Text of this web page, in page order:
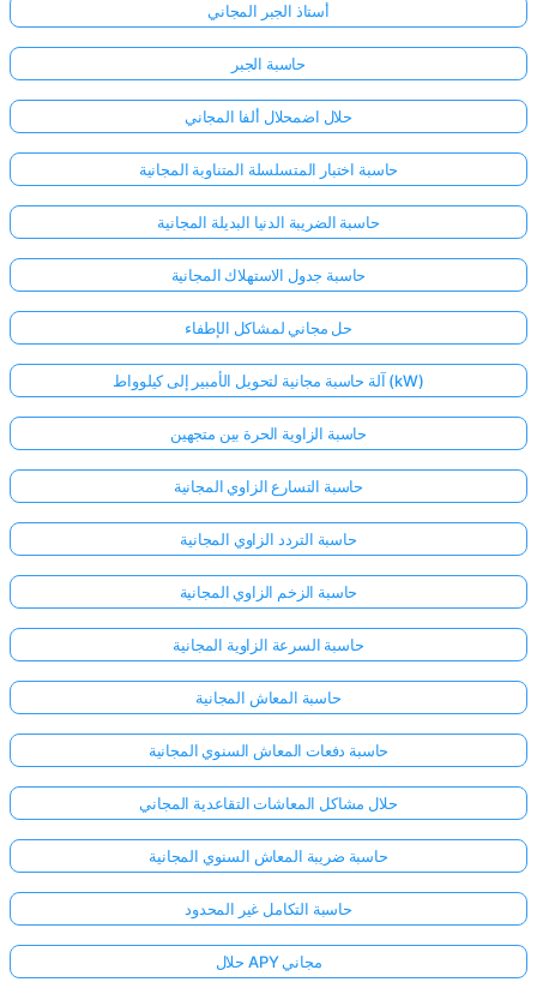
أستاذ الجبر المجاني
حاسبة الجبر
حلال اضمحلال ألفا المجاني
حاسبة اختبار المتسلسلة المتناوبة المجانية
حاسبة الضريبة الدنيا البديلة المجانية
حاسبة جدول الاستهلاك المجانية
حل مجاني لمشاكل الإطفاء
آلة حاسبة مجانية لتحويل الأمبير إلى كيلوواط (kW)
حاسبة الزاوية الحرة بين متجهين
حاسبة التسارع الزاوي المجانية
حاسبة التردد الزاوي المجانية
حاسبة الزخم الزاوي المجانية
حاسبة السرعة الزاوية المجانية
حاسبة المعاش المجانية
حاسبة دفعات المعاش السنوي المجانية
حلال مشاكل المعاشات التقاعدية المجاني
حاسبة ضريبة المعاش السنوي المجانية
حاسبة التكامل غير المحدود
حلال APY مجاني